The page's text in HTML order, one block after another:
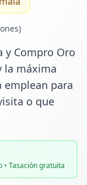
y Compro Oro
la máxima
emplean para
o que
• Tasación gratuita